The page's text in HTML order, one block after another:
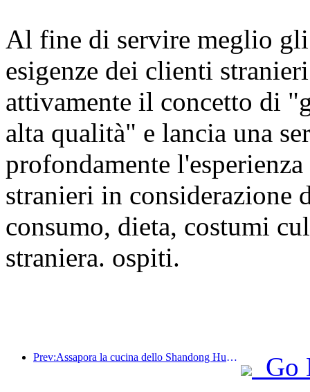
Al fine di servire meglio
esigenze dei clienti
attivamente il concetto di
alta qualità" e lancia una
profondamente
stranieri in considerazione
consumo, dieta, costumi
straniera. ospiti.
Prev:Assapora la cucina dello Shandong Huali Feast Stagione 2: Lancio ufficiale del tour nazionale della cucina dello Shandong del Wanda Hotels National Linkage 2024
Go